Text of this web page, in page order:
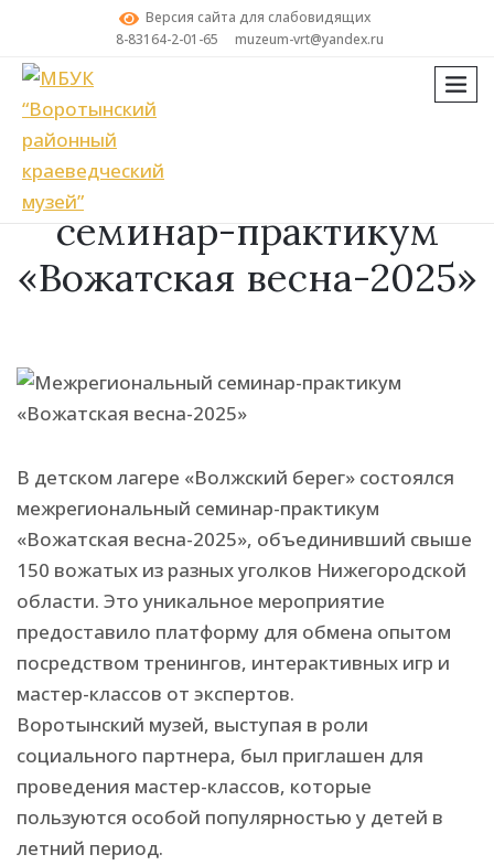
Версия сайта для слабовидящих
8-83164-2-01-65
muzeum-vrt@yandex.ru
Поиск
Межрегиональный
семинар-практикум
«Вожатская весна-2025»
В детском лагере «Волжский берег» состоялся
межрегиональный семинар-практикум
«Вожатская весна-2025», объединивший свыше
150 вожатых из разных уголков Нижегородской
области. Это уникальное мероприятие
предоставило платформу для обмена опытом
посредством тренингов, интерактивных игр и
мастер-классов от экспертов.
Воротынский музей, выступая в роли
социального партнера, был приглашен для
проведения мастер-классов, которые
пользуются особой популярностью у детей в
летний период.